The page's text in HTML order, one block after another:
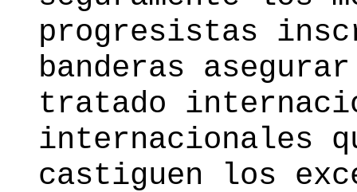
progresistas
banderas
tratado
internacionales
castiguen los